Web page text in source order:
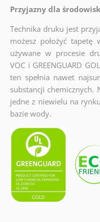
Przyjazny dla
Technika druku jest
możesz położyć tapetę
używane w procesie
VOC i GREENGUARD
ten spełnia nawet
substancji chemicznych.
jedne z niewielu na
bazie wody.